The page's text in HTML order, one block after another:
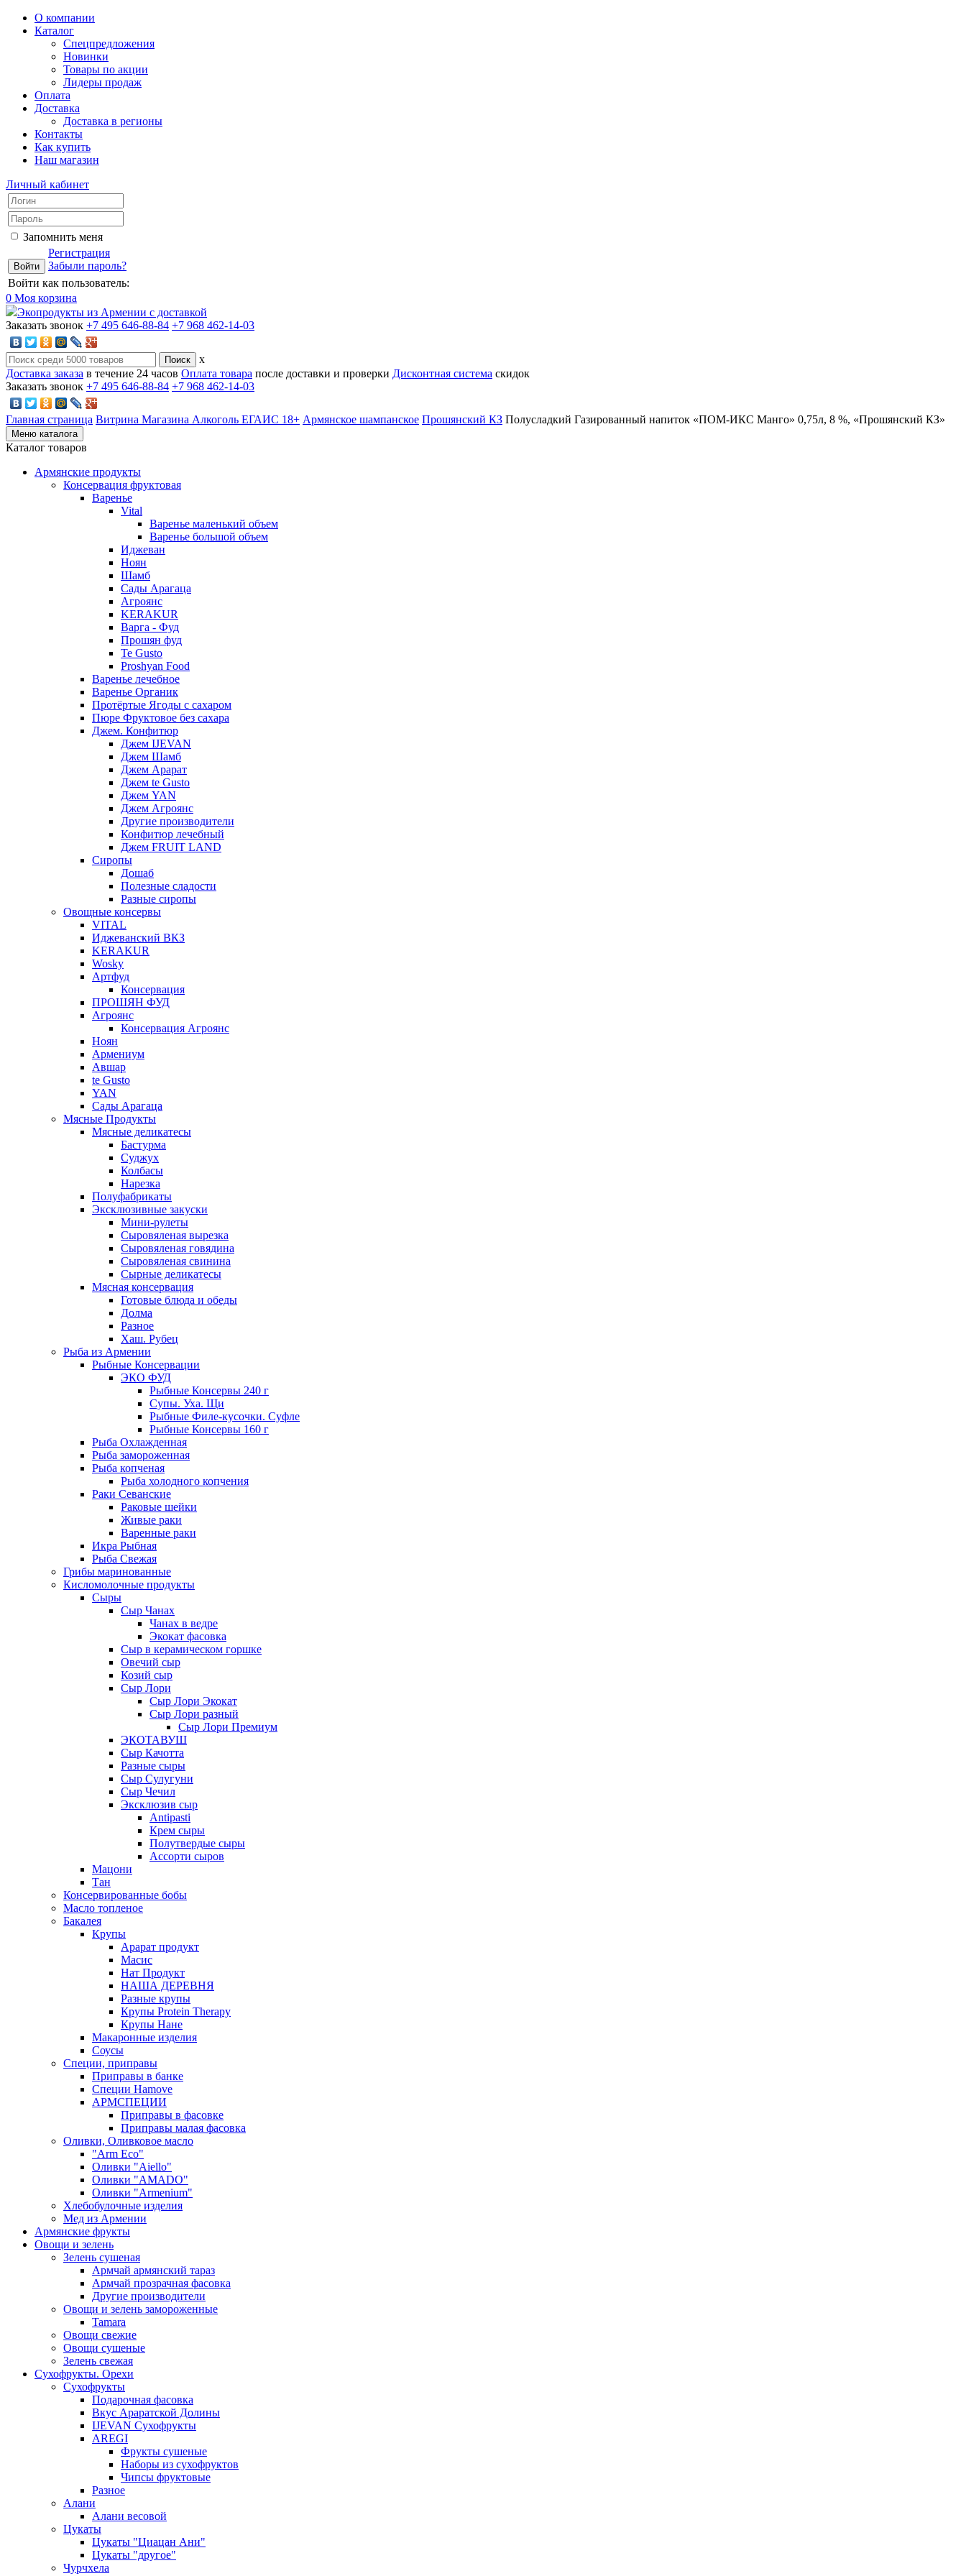
О компании
Каталог
Спецпредложения
Новинки
Товары по акции
Лидеры продаж
Оплата
Доставка
Доставка в регионы
Контакты
Как купить
Наш магазин
Личный кабинет
Запомнить меня
Регистрация
Забыли пароль?
Войти как пользователь:
0 Моя корзина
Экопродукты из Армении с доставкой
Заказать звонок +7 495 646-88-84 +7 968 462-14-03
x
Доставка заказа в течение 24 часов Оплата товара после доставки и проверки Дисконтная система скидок
Заказать звонок +7 495 646-88-84 +7 968 462-14-03
Главная страница Витрина Магазина Алкоголь ЕГАИС 18+ Армянское шампанское Прошянский КЗ Полусладкий Газированный напиток «ПОМ-ИКС Манго» 0,75л, 8 %, «Прошянский КЗ»
Меню каталога
Каталог товаров
Армянские продукты
Консервация фруктовая
Варенье
Vital
Варенье маленький объем
Варенье большой объем
Иджеван
Ноян
Шамб
Сады Арагаца
Агроянс
KERAKUR
Варга - Фуд
Прошян фуд
Te Gusto
Proshyan Food
Варенье лечебное
Варенье Органик
Протёртые Ягоды с сахаром
Пюре Фруктовое без сахара
Джем. Конфитюр
Джем IJEVAN
Джем Шамб
Джем Арарат
Джем te Gusto
Джем YAN
Джем Агроянс
Другие производители
Конфитюр лечебный
Джем FRUIT LAND
Сиропы
Дошаб
Полезные сладости
Разные сиропы
Овощные консервы
VITAL
Иджеванский ВКЗ
KERAKUR
Wosky
Артфуд
Консервация
ПРОШЯН ФУД
Агроянс
Консервация Агроянс
Ноян
Армениум
Авшар
te Gusto
YAN
Сады Арагаца
Мясные Продукты
Мясные деликатесы
Бастурма
Суджух
Колбасы
Нарезка
Полуфабрикаты
Эксклюзивные закуски
Мини-рулеты
Сыровяленая вырезка
Сыровяленая говядина
Сыровяленая свинина
Сырные деликатесы
Мясная консервация
Готовые блюда и обеды
Долма
Разное
Хаш. Рубец
Рыба из Армении
Рыбные Консервации
ЭКО ФУД
Рыбные Консервы 240 г
Супы. Уха. Щи
Рыбные Филе-кусочки. Суфле
Рыбные Консервы 160 г
Рыба Охлажденная
Рыба замороженная
Рыба копченая
Рыба холодного копчения
Раки Севанские
Раковые шейки
Живые раки
Варенные раки
Икра Рыбная
Рыба Свежая
Грибы маринованные
Кисломолочные продукты
Сыры
Сыр Чанах
Чанах в ведре
Экокат фасовка
Сыр в керамическом горшке
Овечий сыр
Козий сыр
Сыр Лори
Сыр Лори Экокат
Сыр Лори разный
Сыр Лори Премиум
ЭКОТАВУШ
Сыр Качотта
Разные сыры
Сыр Сулугуни
Сыр Чечил
Эксклюзив сыр
Antipasti
Крем сыры
Полутвердые сыры
Ассорти сыров
Мацони
Тан
Консервированные бобы
Масло топленое
Бакалея
Крупы
Арарат продукт
Масис
Нат Продукт
НАША ДЕРЕВНЯ
Разные крупы
Крупы Protein Therapy
Крупы Нане
Макаронные изделия
Соусы
Специи, приправы
Приправы в банке
Специи Hamove
АРМСПЕЦИИ
Приправы в фасовке
Приправы малая фасовка
Оливки, Оливковое масло
"Arm Eco"
Оливки "Aiello"
Оливки "AMADO"
Оливки "Armenium"
Хлебобулочные изделия
Мед из Армении
Армянские фрукты
Овощи и зелень
Зелень сушеная
Армчай армянский тараз
Армчай прозрачная фасовка
Другие производители
Овощи и зелень замороженные
Tamara
Овощи свежие
Овощи сушеные
Зелень свежая
Сухофрукты. Орехи
Сухофрукты
Подарочная фасовка
Вкус Араратской Долины
IJEVAN Сухофрукты
AREGI
Фрукты сушеные
Наборы из сухофруктов
Чипсы фруктовые
Разное
Алани
Алани весовой
Цукаты
Цукаты "Циацан Ани"
Цукаты "другое"
Чурчхела